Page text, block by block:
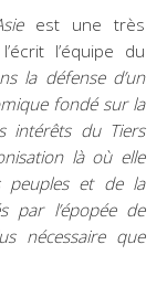
est une très
l’équipe du
la défense d’un
fondé sur la
intérêts du Tiers
là où elle
peuples et de la
par l’épopée de
nécessaire que